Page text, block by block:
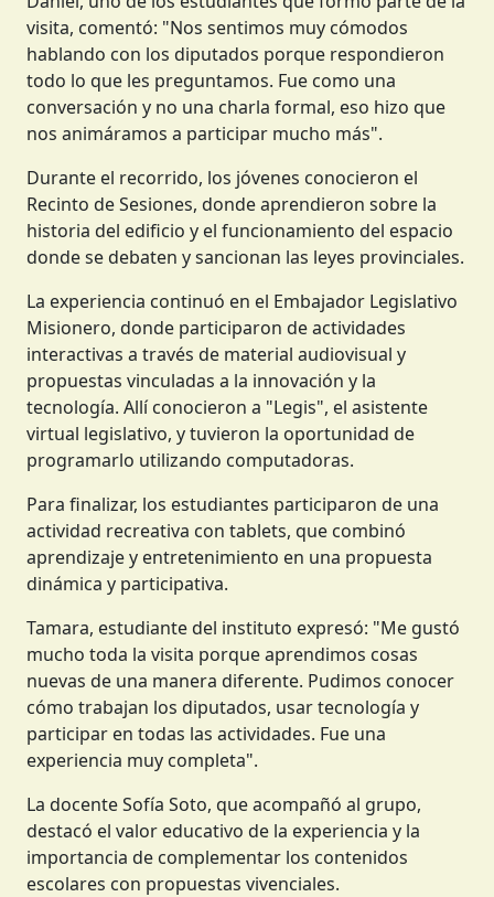
visita, comentó: "Nos sentimos muy cómodos
hablando con los diputados porque respondieron
todo lo que les preguntamos. Fue como una
conversación y no una charla formal, eso hizo que
nos animáramos a participar mucho más".
Durante el recorrido, los jóvenes conocieron el
Recinto de Sesiones, donde aprendieron sobre la
historia del edificio y el funcionamiento del espacio
donde se debaten y sancionan las leyes provinciales.
La experiencia continuó en el Embajador Legislativo
Misionero, donde participaron de actividades
interactivas a través de material audiovisual y
propuestas vinculadas a la innovación y la
tecnología. Allí conocieron a "Legis", el asistente
virtual legislativo, y tuvieron la oportunidad de
programarlo utilizando computadoras.
Para finalizar, los estudiantes participaron de una
actividad recreativa con tablets, que combinó
aprendizaje y entretenimiento en una propuesta
dinámica y participativa.
Tamara, estudiante del instituto expresó: "Me gustó
mucho toda la visita porque aprendimos cosas
nuevas de una manera diferente. Pudimos conocer
cómo trabajan los diputados, usar tecnología y
participar en todas las actividades. Fue una
experiencia muy completa".
La docente Sofía Soto, que acompañó al grupo,
destacó el valor educativo de la experiencia y la
importancia de complementar los contenidos
escolares con propuestas vivenciales.